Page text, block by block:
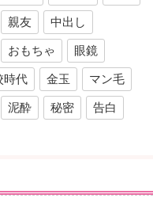
親友 中出し
おもちゃ 眼鏡
時代 金玉 マン毛
泥酔 秘密 告白